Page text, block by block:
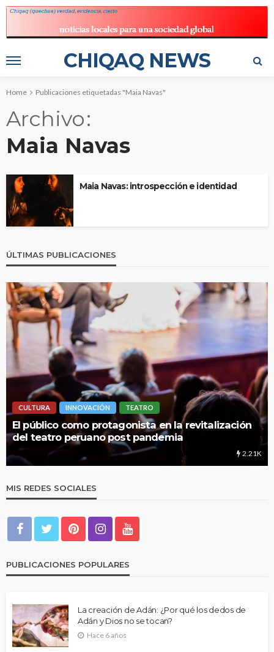
CHIQAQ NEWS
Home Publicaciones etiquetadas "Maia Navas"
Archivo
Maia Navas
Maia Navas: introspección e identidad
ÚLTIMAS PUBLICACIONES
CULTURA INNOVACIÓN TEATRO
El público como protagonista en la revitalización
del teatro peruano post pandemia
2.21K
MIS REDES SOCIALES
PUBLICACIONES POPULARES
La creación de Adán: ¿Por qué los dedos de
Adán y Dios no se tocan?
Hace 6 años